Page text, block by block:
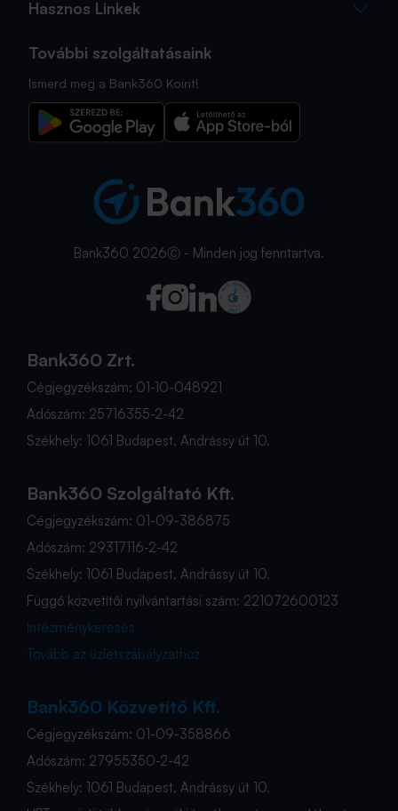
Hasznos Linkek
További szolgáltatásaink
Ismerd meg a Bank360 Koint!
Bank360 2026Ⓒ - Minden jog fenntartva.
Bank360 Zrt.
Cégjegyzékszám: 01-10-048921
Adószám: 25716355-2-42
Székhely: 1061 Budapest, Andrássy út 10.
Bank360 Szolgáltató Kft.
Cégjegyzékszám: 01-09-386875
Adószám: 29317116-2-42
Székhely: 1061 Budapest, Andrássy út 10.
Függő közvetítői nyilvántartási szám: 221072600123
Intézménykeresés
Tovább az üzletszabályzathoz
Bank360 Közvetítő Kft.
Cégjegyzékszám: 01-09-358866
Adószám: 27955350-2-42
Székhely: 1061 Budapest, Andrássy út 10.